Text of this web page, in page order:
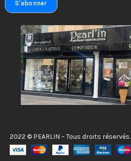
2022 © PEARLIN – Tous droits réservés.